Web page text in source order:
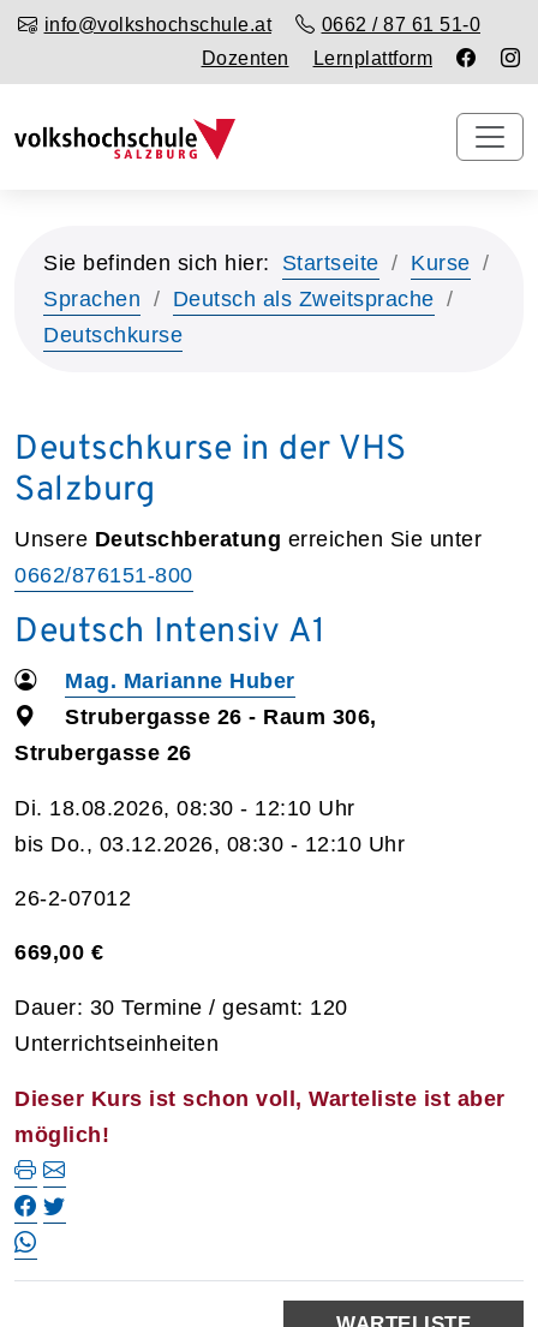
info@volkshochschule.at
0662 / 87 61 51-0
Dozenten
Lernplattform
Sie befinden sich hier: Startseite
Kurse
Sprachen
Deutsch als Zweitsprache
Deutschkurse
Deutschkurse in der VHS
Salzburg
Unsere Deutschberatung erreichen Sie unter
0662/876151-800
Deutsch Intensiv A1
Mag. Marianne Huber
Strubergasse 26 - Raum 306,
Strubergasse 26
Di. 18.08.2026, 08:30 - 12:10 Uhr
bis Do., 03.12.2026, 08:30 - 12:10 Uhr
26-2-07012
669,00 €
Dauer: 30 Termine / gesamt: 120
Unterrichtseinheiten
Dieser Kurs ist schon voll, Warteliste ist aber
möglich!